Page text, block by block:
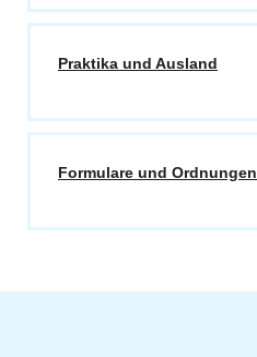
Praktika und Ausland
Formulare und Ordnungen